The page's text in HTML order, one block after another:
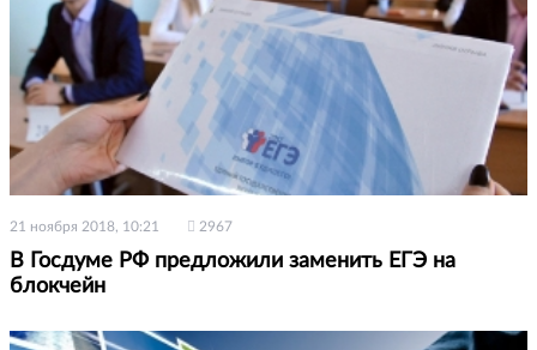
21 ноября 2018, 10:21 2967
В Госдуме РФ предложили заменить ЕГЭ на
блокчейн